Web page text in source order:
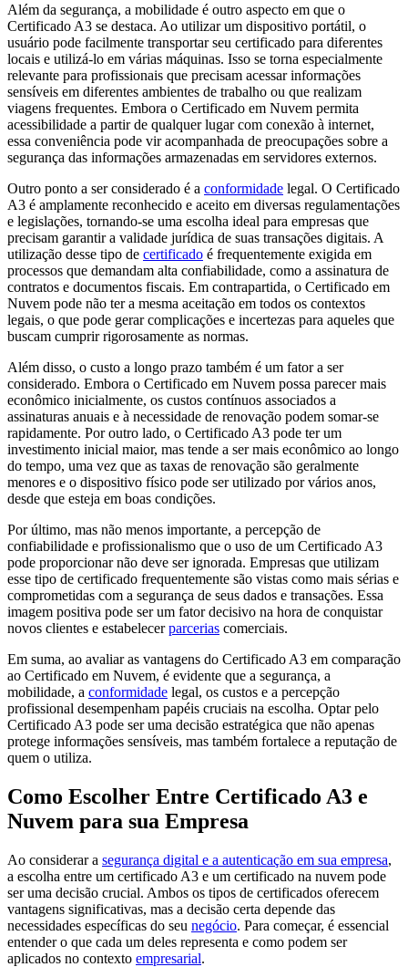
Além da segurança, a mobilidade é outro aspecto em que o
Certificado A3 se destaca. Ao utilizar um dispositivo portátil, o
usuário pode facilmente transportar seu certificado para diferentes
locais e utilizá-lo em várias máquinas. Isso se torna especialmente
relevante para profissionais que precisam acessar informações
sensíveis em diferentes ambientes de trabalho ou que realizam
viagens frequentes. Embora o Certificado em Nuvem permita
acessibilidade a partir de qualquer lugar com conexão à internet,
essa conveniência pode vir acompanhada de preocupações sobre a
segurança das informações armazenadas em servidores externos.
Outro ponto a ser considerado é a conformidade legal. O Certificado
A3 é amplamente reconhecido e aceito em diversas regulamentações
e legislações, tornando-se uma escolha ideal para empresas que
precisam garantir a validade jurídica de suas transações digitais. A
utilização desse tipo de certificado é frequentemente exigida em
processos que demandam alta confiabilidade, como a assinatura de
contratos e documentos fiscais. Em contrapartida, o Certificado em
Nuvem pode não ter a mesma aceitação em todos os contextos
legais, o que pode gerar complicações e incertezas para aqueles que
buscam cumprir rigorosamente as normas.
Além disso, o custo a longo prazo também é um fator a ser
considerado. Embora o Certificado em Nuvem possa parecer mais
econômico inicialmente, os custos contínuos associados a
assinaturas anuais e à necessidade de renovação podem somar-se
rapidamente. Por outro lado, o Certificado A3 pode ter um
investimento inicial maior, mas tende a ser mais econômico ao longo
do tempo, uma vez que as taxas de renovação são geralmente
menores e o dispositivo físico pode ser utilizado por vários anos,
desde que esteja em boas condições.
Por último, mas não menos importante, a percepção de
confiabilidade e profissionalismo que o uso de um Certificado A3
pode proporcionar não deve ser ignorada. Empresas que utilizam
esse tipo de certificado frequentemente são vistas como mais sérias e
comprometidas com a segurança de seus dados e transações. Essa
imagem positiva pode ser um fator decisivo na hora de conquistar
novos clientes e estabelecerparcerias comerciais.
Em suma, ao avaliar as vantagens do Certificado A3 em comparação
ao Certificado em Nuvem, é evidente que a segurança, a
mobilidade, a conformidade legal, os custos e a percepção
profissional desempenham papéis cruciais na escolha. Optar pelo
Certificado A3 pode ser uma decisão estratégica que não apenas
protege informações sensíveis, mas também fortalece a reputação de
quem o utiliza.
Como Escolher Entre Certificado A3 e
Nuvem para sua Empresa
Ao considerar a segurança digital e a autenticação em sua empresa,
a escolha entre um certificado A3 e um certificado na nuvem pode
ser uma decisão crucial. Ambos os tipos de certificados oferecem
vantagens significativas, mas a decisão certa depende das
necessidades específicas do seu negócio. Para começar, é essencial
entender o que cada um deles representa e como podem ser
aplicados no contexto empresarial.